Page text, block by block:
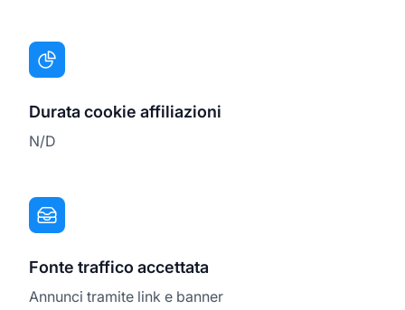
Durata cookie affiliazioni
N/D
Fonte traffico accettata
Annunci tramite link e banner